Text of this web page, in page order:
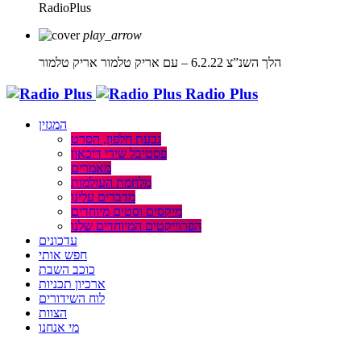
RadioPlus
play_arrow
הלך השנ”צ 6.2.22 – עם אריק טלמור
אריק טלמור
Radio Plus
המגזין
גבעת חלפון, הסרט
פסטיבל שירי דיכאון
מאמרים
מלחמת העולמות
מדברים עלינו
מיקסים וסטים מיוחדים
הפרוייקטים המיוחדים שלנו
עדכונים
חפש אותי
כוכב השבת
ארכיון תכניות
לוח השידורים
הצוות
מי אנחנו